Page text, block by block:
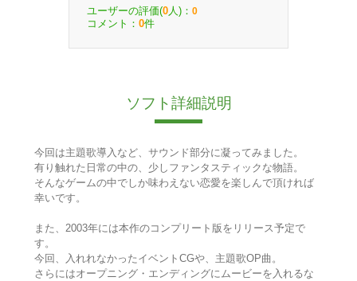
ユーザーの評価(0 人)： 0
コメント： 0件
ソフト詳細説明
今回は主題歌導入など、サウンド部分に凝ってみました。
有り触れた日常の中の、少しファンタスティックな物語。
そんなゲームの中でしか味わえない恋愛を楽しんで頂ければ
幸いです。
また、2003年には本作のコンプリート版をリリース予定で
す。
今回、入れれなかったイベントCGや、主題歌OP曲。
さらにはオープニング・エンディングにムービーを入れるな